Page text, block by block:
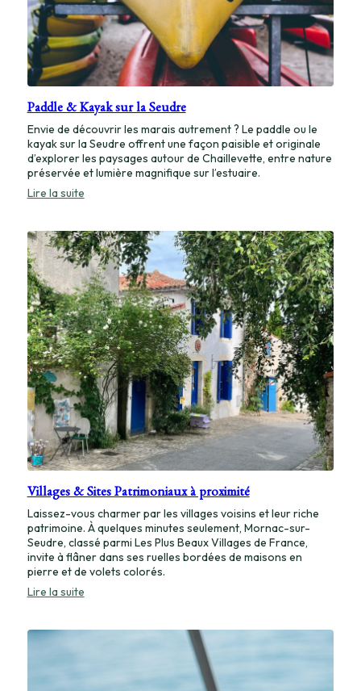
Paddle & Kayak sur la Seudre
Envie de découvrir les marais autrement ? Le paddle ou le
kayak sur la Seudre offrent une façon paisible et originale
d’explorer les paysages autour de Chaillevette, entre nature
préservée et lumière magnifique sur l’estuaire.
Lire la suite:
Kayak
sur
la
Seudre
Villages & Sites Patrimoniaux à proximité
Laissez-vous charmer par les villages voisins et leur riche
patrimoine. À quelques minutes seulement, Mornac-sur-
Seudre, classé parmi Les Plus Beaux Villages de France,
invite à flâner dans ses ruelles bordées de maisons en
pierre et de volets colorés.
Lire la suite:
Sites